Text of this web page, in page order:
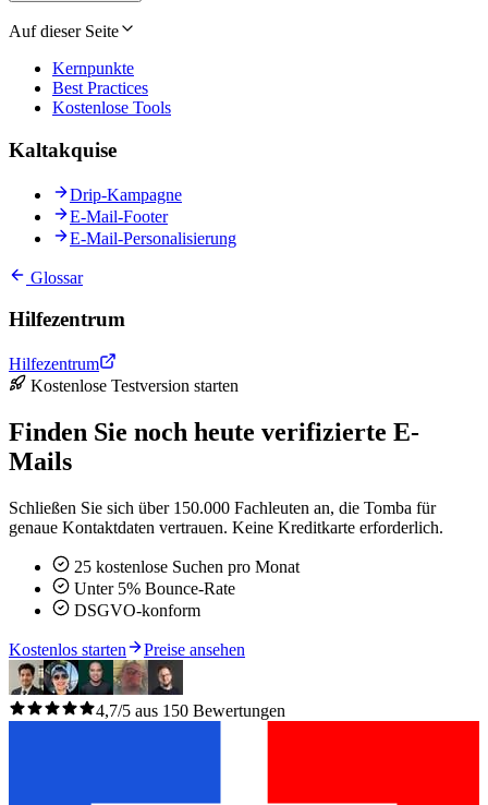
Auf dieser Seite
Kernpunkte
Best Practices
Kostenlose Tools
Kaltakquise
Drip-Kampagne
E-Mail-Footer
E-Mail-Personalisierung
Glossar
Hilfezentrum
Hilfezentrum
Kostenlose Testversion starten
Finden Sie noch heute verifizierte E-
Mails
Schließen Sie sich über 150.000 Fachleuten an, die Tomba für
genaue Kontaktdaten vertrauen. Keine Kreditkarte erforderlich.
25 kostenlose Suchen pro Monat
Unter 5% Bounce-Rate
DSGVO-konform
Kostenlos starten Preise ansehen
4,7/5 aus 150 Bewertungen